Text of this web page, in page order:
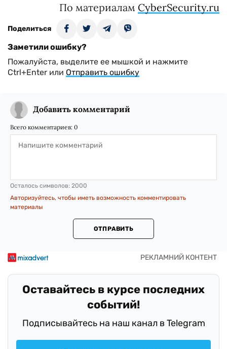
По материалам CyberSecurity.ru
Поделиться
Заметили ошибку?
Пожалуйста, выделите ее мышкой и нажмите
Ctrl+Enter или Отправить ошибку
Добавить комментарий
Всего комментариев: 0
Осталось символов: 2000
Авторизуйтесь, чтобы иметь возможность комментировать
материалы
ОТПРАВИТЬ
Оставайтесь в курсе последних
событий!
Подписывайтесь на наш канал в Telegram